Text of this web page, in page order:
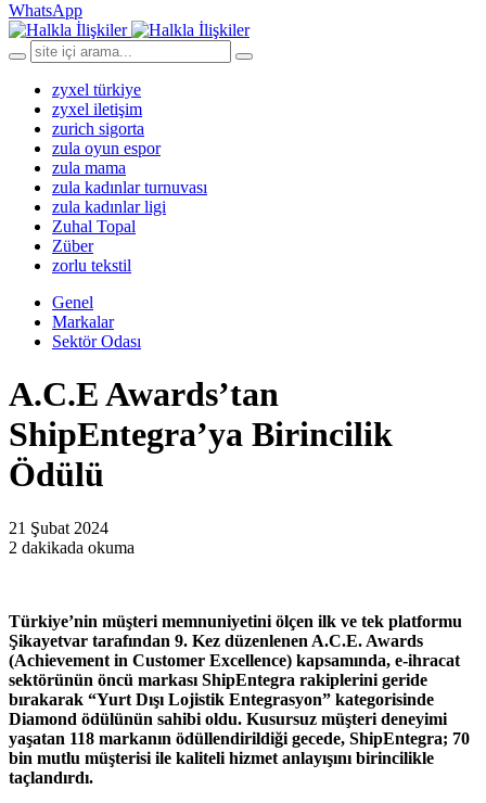
WhatsApp
zyxel türkiye
zyxel iletişim
zurich sigorta
zula oyun espor
zula mama
zula kadınlar turnuvası
zula kadınlar ligi
Zuhal Topal
Züber
zorlu tekstil
Genel
Markalar
Sektör Odası
A.C.E Awards’tan
ShipEntegra’ya Birincilik
Ödülü
21 Şubat 2024
2 dakikada okuma
Türkiye’nin müşteri memnuniyetini ölçen ilk ve tek platformu
Şikayetvar tarafından 9. Kez düzenlenen A.C.E. Awards
(Achievement in Customer Excellence) kapsamında, e-ihracat
sektörünün öncü markası ShipEntegra rakiplerini geride
bırakarak “Yurt Dışı Lojistik Entegrasyon” kategorisinde
Diamond ödülünün sahibi oldu. Kusursuz müşteri deneyimi
yaşatan 118 markanın ödüllendirildiği gecede, ShipEntegra; 70
bin mutlu müşterisi ile kaliteli hizmet anlayışını birincilikle
taçlandırdı.